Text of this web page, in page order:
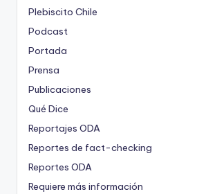
Plebiscito Chile
Podcast
Portada
Prensa
Publicaciones
Qué Dice
Reportajes ODA
Reportes de fact-checking
Reportes ODA
Requiere más información